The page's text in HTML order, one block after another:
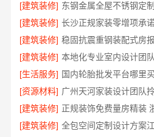
[建筑装修]
[建筑装修]
[建筑装修]
[建筑装修]
[生活服务]
[资源材料] 广州天河家装设计团队
[建筑装修] 正规装饰免费量房精装
[建筑装修]